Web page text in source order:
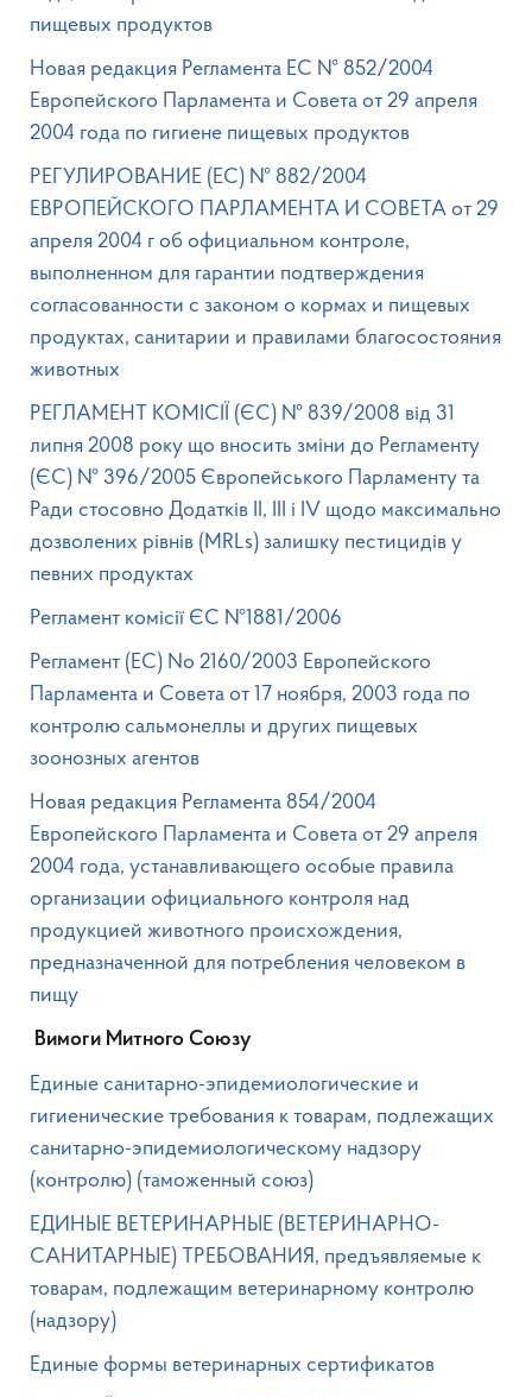
пищевых продуктов
Новая редакция Регламента ЕС № 852/2004
Европейского Парламента и Совета от 29 апреля
2004 года по гигиене пищевых продуктов
РЕГУЛИРОВАНИЕ (EC) № 882/2004
ЕВРОПЕЙСКОГО ПАРЛАМЕНТА И СОВЕТА от 29
апреля 2004 г об официальном контроле,
выполненном для гарантии подтверждения
согласованности с законом о кормах и пищевых
продуктах, санитарии и правилами благосостояния
животных
РЕГЛАМЕНТ КОМІСІЇ (ЄС) № 839/2008 від 31
липня 2008 року що вносить зміни до Регламенту
(ЄС) № 396/2005 Європейського Парламенту та
Ради стосовно Додатків II, III і IV щодо максимально
дозволених рівнів (MRLs) залишку пестицидів у
певних продуктах
Регламент комісії ЄС №1881/2006
Peгламент (EC) No 2160/2003 Европейского
Парламента и Совета от 17 ноября, 2003 года по
контролю сальмонеллы и других пищевых
зоонозных агентов
Новая редакция Регламента 854/2004
Европейского Парламента и Совета от 29 апреля
2004 года, устанавливающего особые правила
организации официального контроля над
продукцией животного происхождения,
предназначенной для потребления человеком в
пищу
Вимоги Митного Союзу
Единые санитарно-эпидемиологические и
гигиенические требования к товарам, подлежащих
санитарно-эпидемиологическому надзору
(контролю) (таможенный союз)
ЕДИНЫЕ ВЕТЕРИНАРНЫЕ (ВЕТЕРИНАРНО-
САНИТАРНЫЕ) ТРЕБОВАНИЯ, предъявляемые к
товарам, подлежащим ветеринарному контролю
(надзору)
Единые формы ветеринарных сертификатов